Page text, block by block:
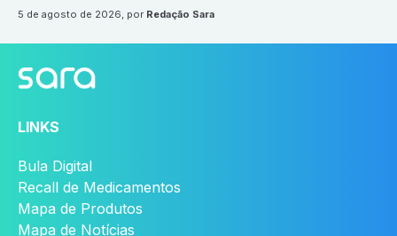
5 de agosto de 2026, por Redação Sara
LINKS
Bula Digital
Recall de Medicamentos
Mapa de Produtos
Mapa de Notícias